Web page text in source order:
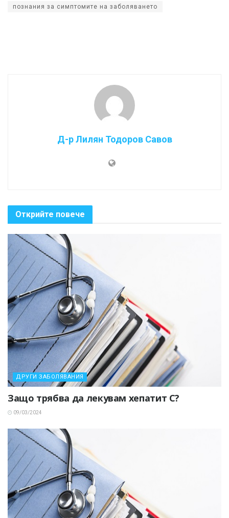
познания за симптомите на заболяването
Д-р Лилян Тодоров Савов
Открийте повече
ДРУГИ ЗАБОЛЯВАНИЯ
Защо трябва да лекувам хепатит С?
09/03/2024